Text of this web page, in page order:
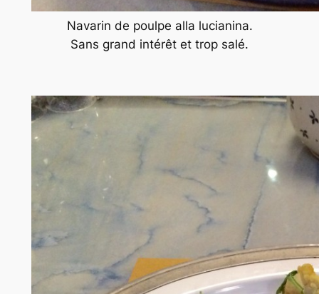
Navarin de poulpe alla lucianina.
Sans grand intérêt et trop salé.